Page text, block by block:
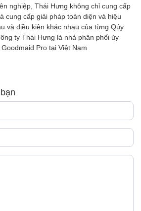
nghiệp, Thái Hưng không chỉ cung cấp
cung cấp giải pháp toàn diện và hiệu
và điều kiện khác nhau của từng Qúy
ty Thái Hưng là nhà phân phối ủy
Pro tại Việt Nam